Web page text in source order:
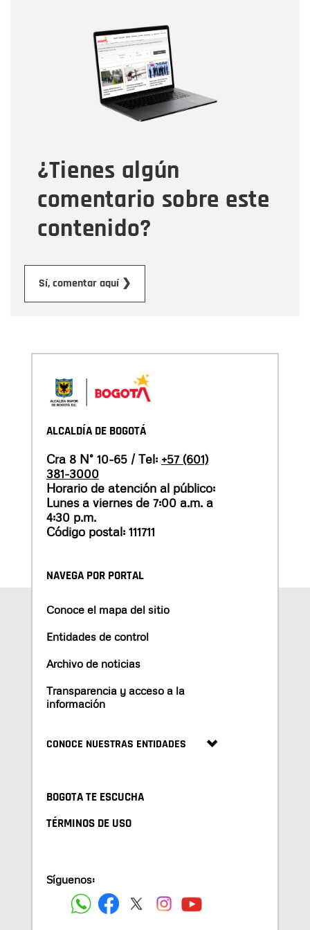
¿Tienes algún
comentario sobre este
contenido?
Sí, comentar aquí ❯
Correo electrónico
Tipo de comentario
Mensaje
ALCALDÍA DE BOGOTÁ
Cra 8 N° 10-65 / Tel: +57 (601)
381-3000
Horario de atención al público:
Lunes a viernes de 7:00 a.m. a
4:30 p.m.
Código postal: 111711
NAVEGA POR PORTAL
Conoce el mapa del sitio
Entidades de control
Archivo de noticias
Transparencia y acceso a la
información
CONOCE NUESTRAS ENTIDADES
BOGOTA TE ESCUCHA
TÉRMINOS DE USO
Síguenos: